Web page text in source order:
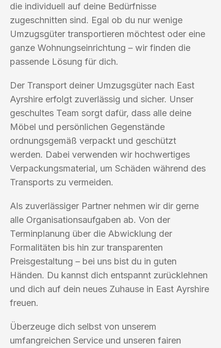
die individuell auf deine Bedürfnisse
zugeschnitten sind. Egal ob du nur wenige
Umzugsgüter transportieren möchtest oder eine
ganze Wohnungseinrichtung – wir finden die
passende Lösung für dich.
Der Transport deiner Umzugsgüter nach East
Ayrshire erfolgt zuverlässig und sicher. Unser
geschultes Team sorgt dafür, dass alle deine
Möbel und persönlichen Gegenstände
ordnungsgemäß verpackt und geschützt
werden. Dabei verwenden wir hochwertiges
Verpackungsmaterial, um Schäden während des
Transports zu vermeiden.
Als zuverlässiger Partner nehmen wir dir gerne
alle Organisationsaufgaben ab. Von der
Terminplanung über die Abwicklung der
Formalitäten bis hin zur transparenten
Preisgestaltung – bei uns bist du in guten
Händen. Du kannst dich entspannt zurücklehnen
und dich auf dein neues Zuhause in East Ayrshire
freuen.
Überzeuge dich selbst von unserem
umfangreichen Service und unseren fairen